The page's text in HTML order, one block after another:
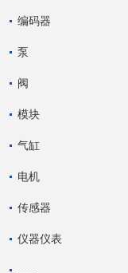
编码器
泵
阀
模块
气缸
电机
传感器
仪器仪表